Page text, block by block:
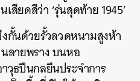
สียดสีว่า ‘รุ่นสุดท้าย 1945’
กั้นด้วยรั้วลวดหนามสูงห้า
ลายพราง บนหอ
วุธปืนกลยืนประจำการ